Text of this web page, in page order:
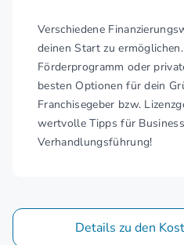
Verschiedene
deinen Start zu
Förderprogramm oder
besten Optionen für dein
Franchisegeber bzw.
wertvolle Tipps für
Verhandlungsführung!
Details zu den